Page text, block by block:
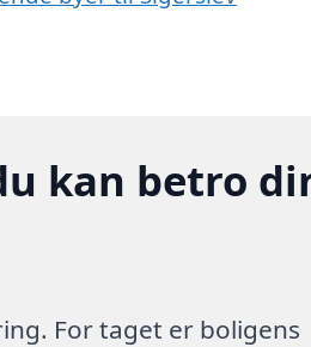
kan betro
For taget er boligens